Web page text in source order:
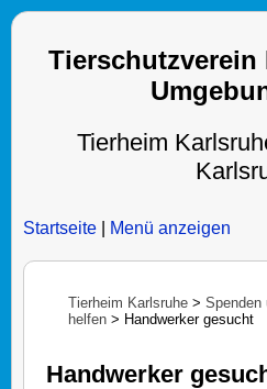
Tierschutzverein
Tierheim
Startseite Menü anzeigen
Tierheim Karlsruhe > Spenden
helfen > Handwerker gesucht
Handwerker